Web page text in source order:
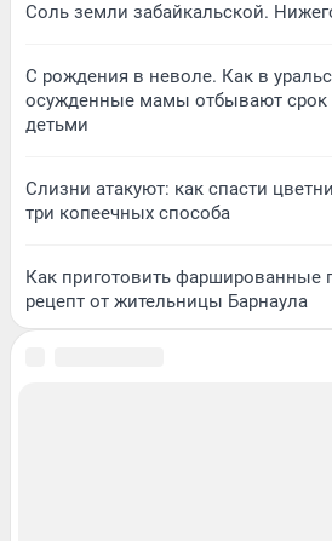
Соль земли забайкальской.
С рождения в неволе. Как в
осужденные мамы отбывают срок
детьми
Слизни атакуют: как спасти
три копеечных способа
Как приготовить фаршированные
рецепт от жительницы Барнаула